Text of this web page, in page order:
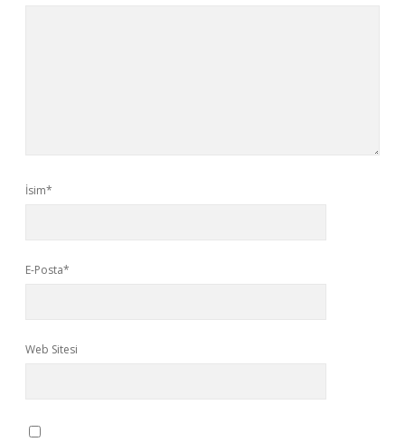
İsim*
E-Posta*
Web Sitesi